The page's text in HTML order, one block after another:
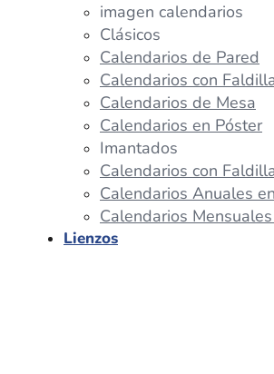
imagen calendarios
Clásicos
Calendarios de Pared
Calendarios con
Calendarios de Mesa
Calendarios en Póster
Imantados
Calendarios con
Calendarios Anuales
Calendarios
Lienzos